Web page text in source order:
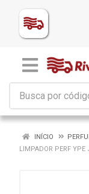
INÍCIO
LIMPADOR PERF YPE